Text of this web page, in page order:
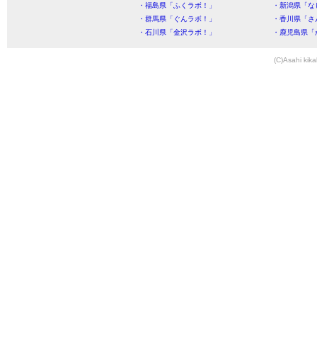
・福島県「ふくラボ！」
・新潟県「
・群馬県「ぐんラボ！」
・香川県「
・石川県「金沢ラボ！」
・鹿児島県
(C)Asahi